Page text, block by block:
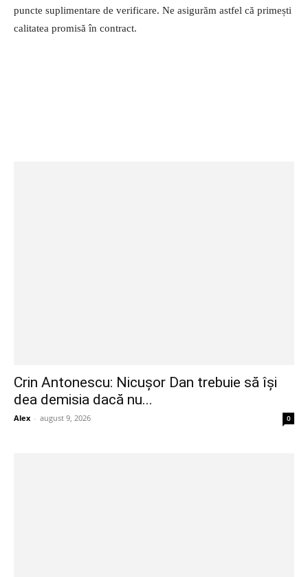
puncte suplimentare de verificare. Ne asigurăm astfel că primești
calitatea promisă în contract.
Crin Antonescu: Nicușor Dan trebuie să își
dea demisia dacă nu...
Alex - august 9, 2026 0